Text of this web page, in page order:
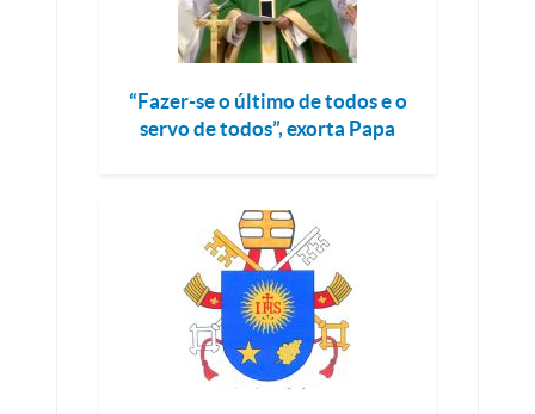
“Fazer-se o último de todos e o
servo de todos”, exorta Papa